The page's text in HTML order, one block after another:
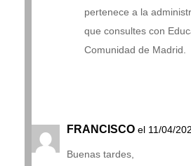
pertenece a la
que consultes con
Comunidad de Madrid.
FRANCISCO el 11/04/
Buenas tardes,